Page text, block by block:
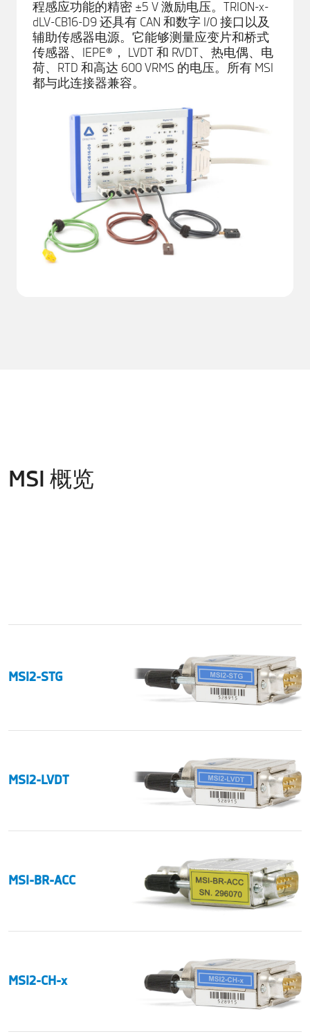
程感应功能的精密 ±5 V 激励电压。TRION-x-
dLV-CB16-D9 还具有 CAN 和数字 I/O 接口以及
辅助传感器电源。它能够测量应变片和桥式
传感器、IEPE®， LVDT 和 RVDT、热电偶、电
荷、RTD 和高达 600 VRMS 的电压。所有 MSI
都与此连接器兼容。
MSI 概览
MSI2-STG
MSI2-LVDT
MSI-BR-ACC
MSI2-CH-x